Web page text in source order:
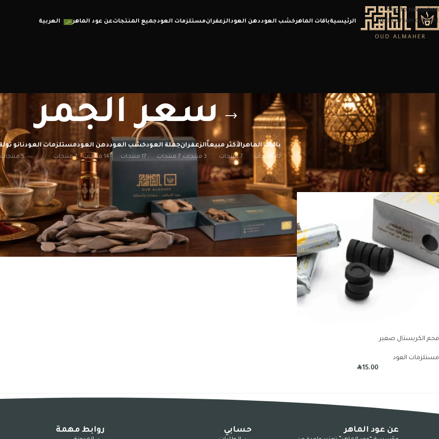
Skip to navigation
Skip to main content
الرئيسيةباقات الماهرخشب العوددهن العودالزعفرانمستلزمات العودجميع المنتجاتعن عود الماهر العربية
سعر الجمر
باقات الماهر
10 منتجات
الأكثر مبيعاً
7 منتجات
الزعفران
3 منتجات
جملة العود
7 منتجات
خشب العود
17 منتجات
دهن العود
14 منتجات
مستلزمات العود
7 منتجات
نانو
5 منتجات
الرئيسية/ منتجات تحت الوسم “سعر الجمر” إظهار 12
20
فحم الكريستال صغير
مستلزمات العود
R15.00
عن عود الماهر حسابي روابط مهمة